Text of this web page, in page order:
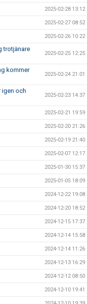
2025-02-28 13:12
2025-02-27 08:52
2025-02-26 10:22
trotjänare
2025-02-25 12:25
kommer
2025-02-24 21:01
igen och
2025-02-23 14:37
2025-02-21 19:59
2025-02-20 21:26
2025-02-19 21:40
2025-02-07 12:17
2025-01-30 15:37
2025-01-05 18:09
2024-12-22 19:08
2024-12-20 18:52
2024-12-15 17:37
2024-12-14 15:58
2024-12-14 11:26
2024-12-13 16:29
2024-12-12 08:50
2024-12-10 19:41